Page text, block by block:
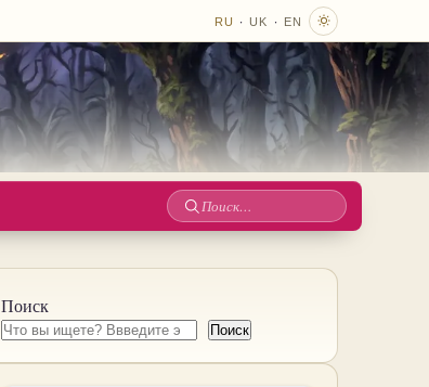
RU · UK · EN
Поиск
Поиск
Поиск